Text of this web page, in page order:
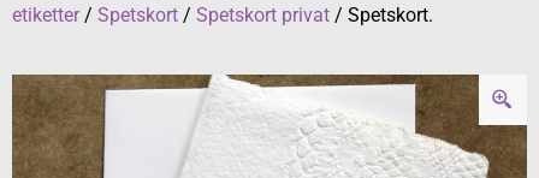
etiketter/ Spetskort / Spetskort privat / Spetskort.